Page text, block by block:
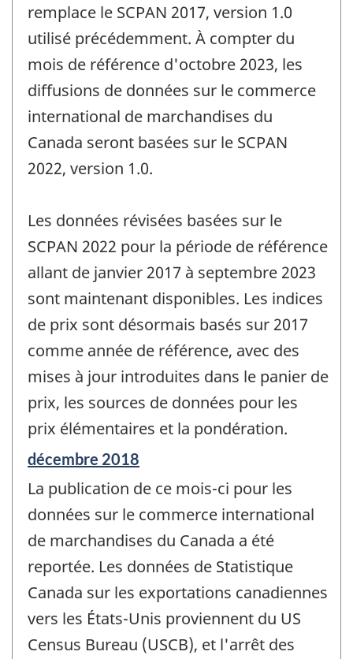
remplace le SCPAN 2017, version 1.0
utilisé précédemment. À compter du
mois de référence d'octobre 2023, les
diffusions de données sur le commerce
international de marchandises du
Canada seront basées sur le SCPAN
2022, version 1.0.
Les données révisées basées sur le
SCPAN 2022 pour la période de référence
allant de janvier 2017 à septembre 2023
sont maintenant disponibles. Les indices
de prix sont désormais basés sur 2017
comme année de référence, avec des
mises à jour introduites dans le panier de
prix, les sources de données pour les
prix élémentaires et la pondération.
Période
référence
de
-
décembre 2018
La publication de ce mois-ci pour les
données sur le commerce international
de marchandises du Canada a été
reportée. Les données de Statistique
Canada sur les exportations canadiennes
vers les États-Unis proviennent du US
Census Bureau (USCB), et l'arrêt des